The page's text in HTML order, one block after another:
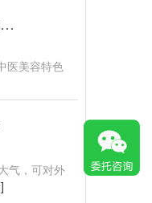
赋能医院、共建中医美容特色——黄褐斑专科合作
医美容特色
气，可对外